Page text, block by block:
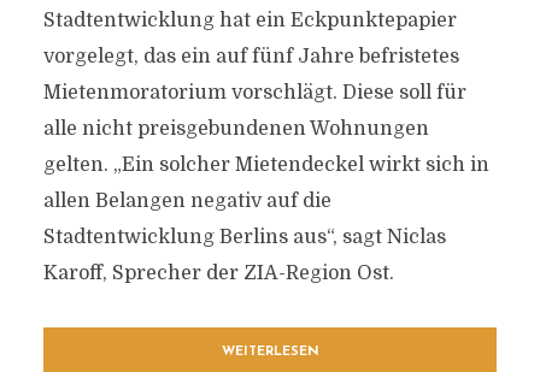
Stadtentwicklung hat ein Eckpunktepapier
vorgelegt, das ein auf fünf Jahre befristetes
Mietenmoratorium vorschlägt. Diese soll für
alle nicht preisgebundenen Wohnungen
gelten. „Ein solcher Mietendeckel wirkt sich in
allen Belangen negativ auf die
Stadtentwicklung Berlins aus“, sagt Niclas
Karoff, Sprecher der ZIA-Region Ost.
WEITERLESEN